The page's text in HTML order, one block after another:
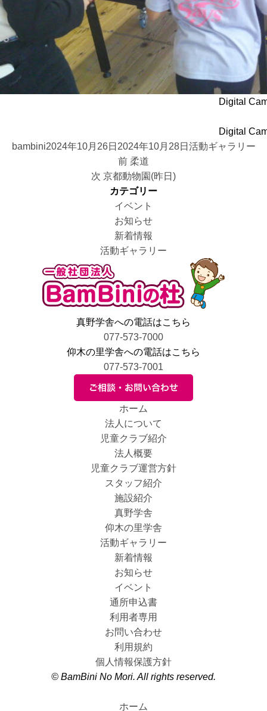
Digital
Digital
投
bambini投
2024年10月26日 2024年10月28日 カ
活動ギャラリー
前 前
の
投
稿:
柔道
次 次
の
京都動物園(昨日)
カテゴリー
イベント
お知らせ
新着情報
活動ギャラリー
真野学舎への電話はこちら
077-573-7000
仰木の里学舎への電話はこちら
077-573-7001
ホーム
法人について
児童クラブ紹介
法人概要
児童クラブ運営方針
スタッフ紹介
施設紹介
真野学舎
仰木の里学舎
活動ギャラリー
新着情報
お知らせ
イベント
通所申込書
利用者専用
お問い合わせ
利用規約
個人情報保護方針
© BamBini No Mori. All rights reserved.
ホーム